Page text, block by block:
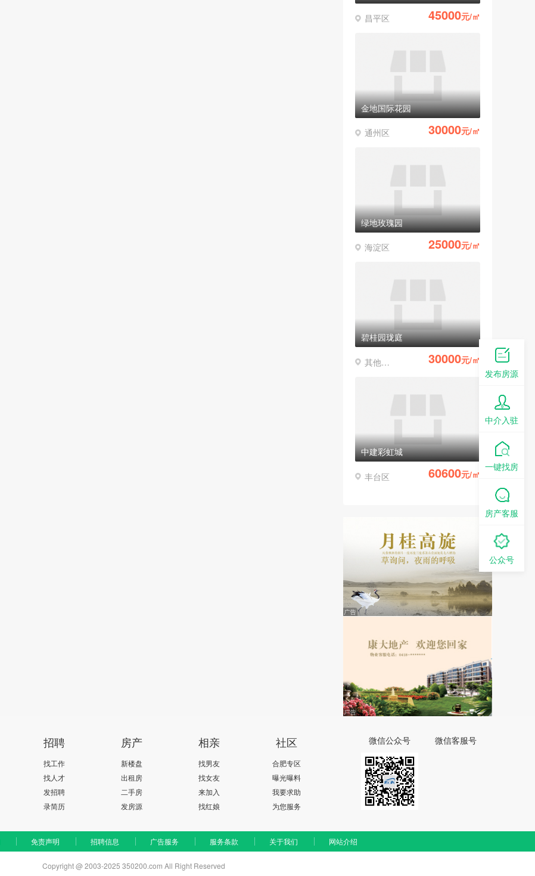
昌平区 45000元/㎡
金地国际花园
通州区 30000元/㎡
绿地玫瑰园
海淀区 25000元/㎡
碧桂园珑庭
其他区县 30000元/㎡
中建彩虹城
丰台区 60600元/㎡
招聘
找工作
找人才
发招聘
录简历
房产
新楼盘
出租房
二手房
发房源
相亲
找男友
找女友
来加入
找红娘
社区
合肥专区
曝光曝料
我要求助
为您服务
微信公众号 微信客服号
免责声明 招聘信息 广告服务 服务条款 关于我们 网站介绍
Copyright @ 2003-2025 350200.com All Right Reserved
发布房源
中介入驻
一键找房
房产客服
公众号